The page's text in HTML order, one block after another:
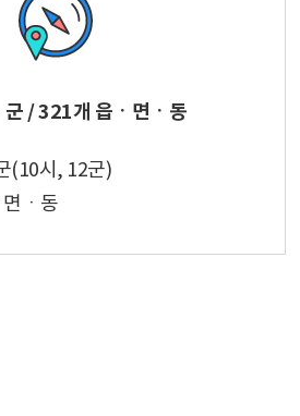
군 / 321개 읍ㆍ면ㆍ동
(10시, 12군)
ㆍ동